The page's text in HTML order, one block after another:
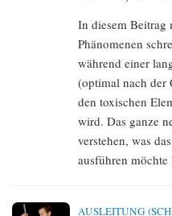
In diesem Beitrag
Phänomenen
während einer
(optimal nach der
den toxischen
wird. Das ganze
verstehen, was
ausführen
AUSLEITUNG